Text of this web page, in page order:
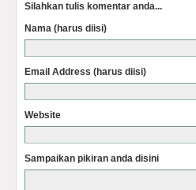
Silahkan tulis komentar anda...
Nama (harus diisi)
Email Address (harus diisi)
Website
Sampaikan pikiran anda disini